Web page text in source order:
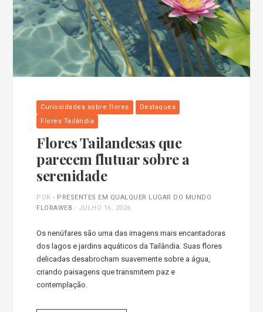
Curiosidades sobre flores
Destaques
Flores Tailândia
Flores Tailandesas que
parecem flutuar sobre a
serenidade
POR- PRESENTES EM QUALQUER LUGAR DO MUNDO
FLORAWEB - JULHO 16, 2026
Os nenúfares são uma das imagens mais encantadoras
dos lagos e jardins aquáticos da Tailândia. Suas flores
delicadas desabrocham suavemente sobre a água,
criando paisagens que transmitem paz e
contemplação.